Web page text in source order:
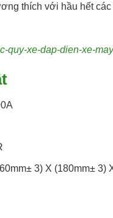
thích với hầu hết
quy-xe-dap-dien-xe-
3) X (180mm± 3)